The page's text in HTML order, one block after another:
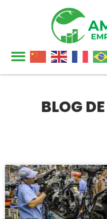
BLOG